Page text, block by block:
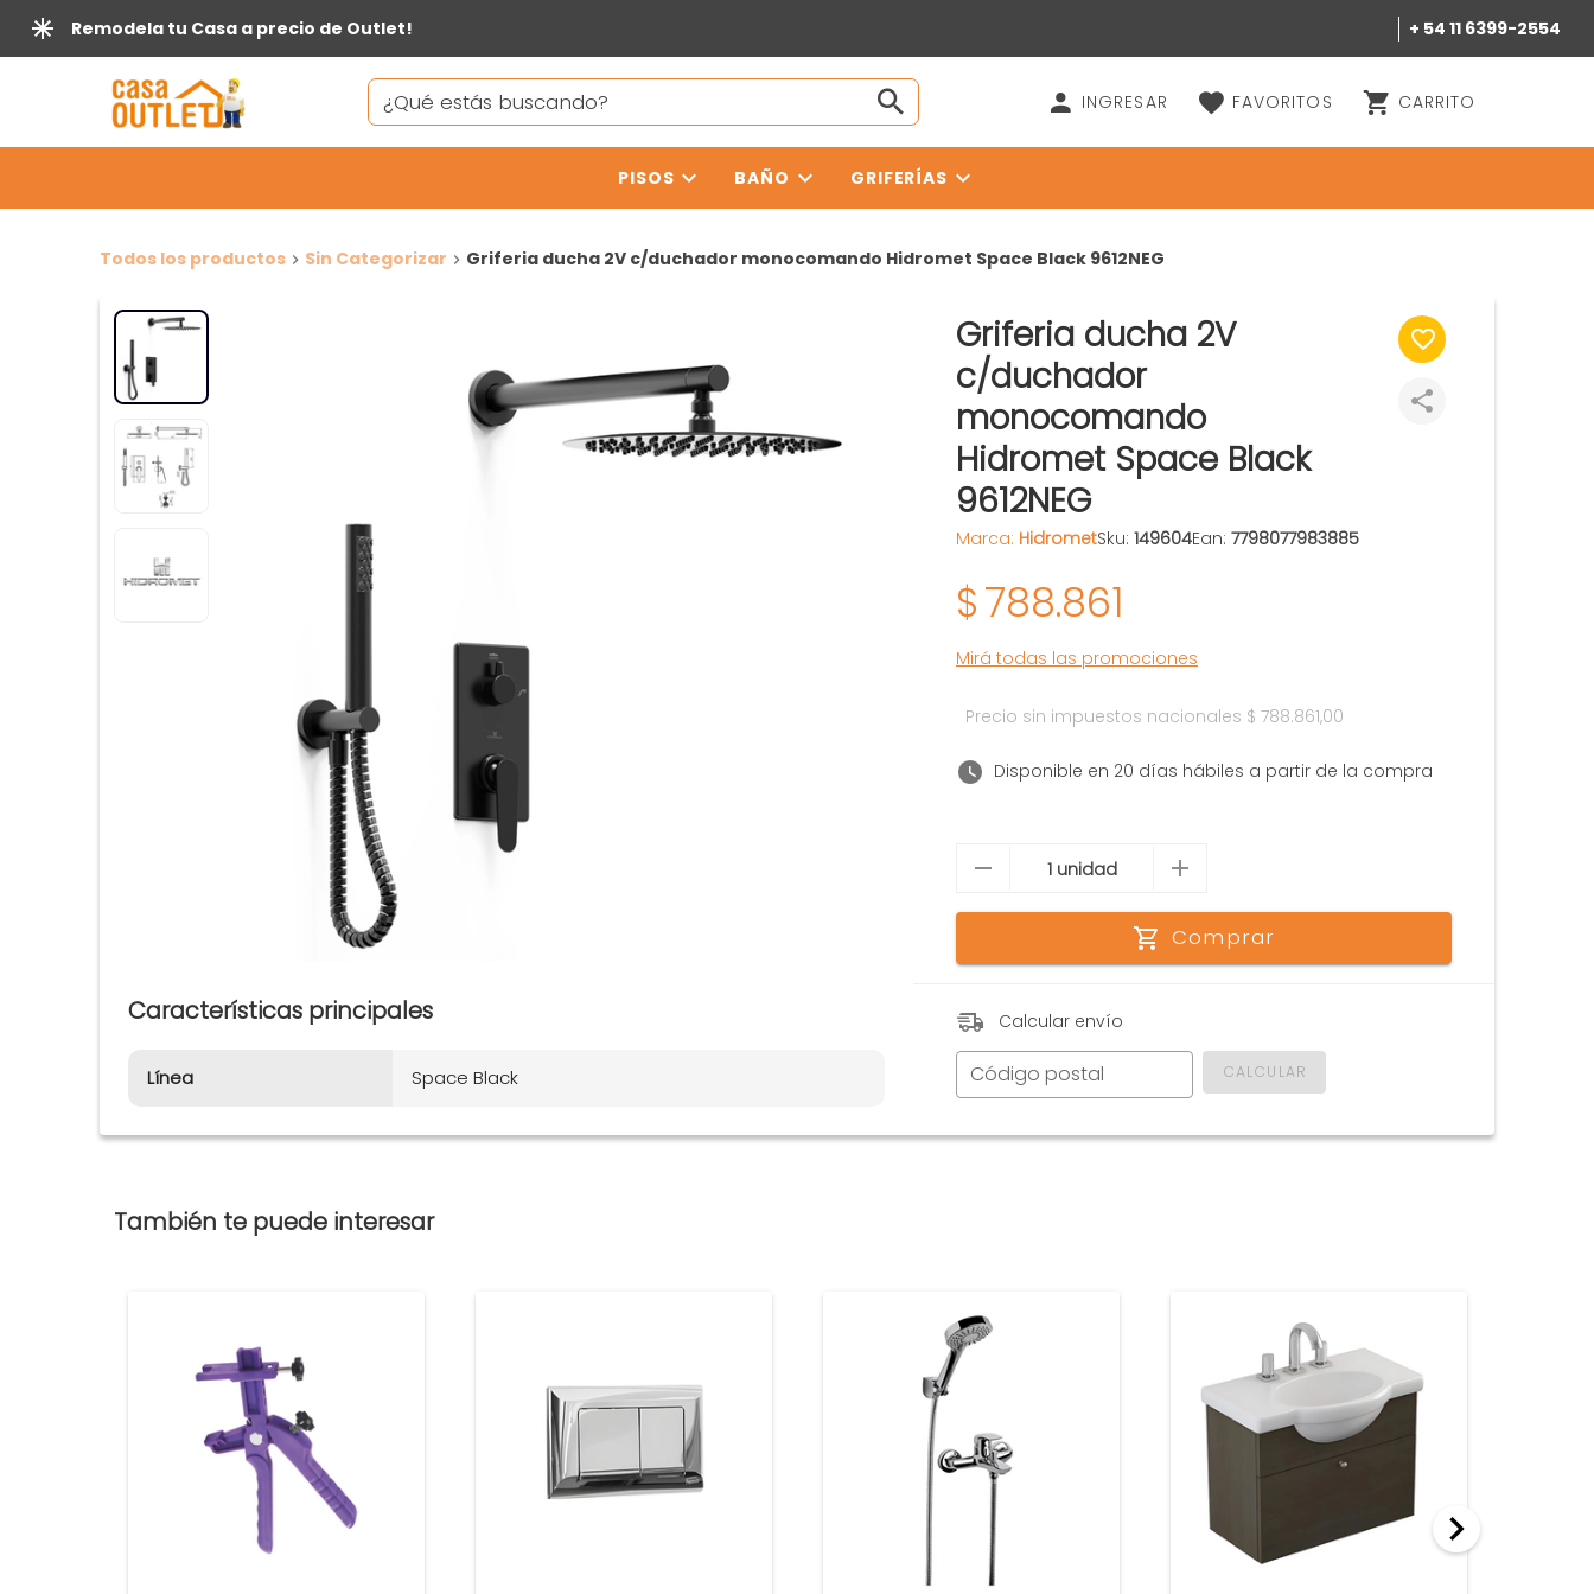
Remodela tu Casa a precio de Outlet! + 54 11 6399-2554
INGRESAR FAVORITOS CARRITO
PISOS BAÑO GRIFERÍAS
Todos los productos Sin Categorizar Griferia ducha 2V c/duchador monocomando Hidromet Space Black 9612NEG
Características principales
Línea Space Black
Griferia ducha 2V
c/duchador
monocomando
Hidromet Space Black
9612NEG
Marca: HidrometSku: 149604Ean: 7798077983885
$788.861
Mirá todas las promociones
Precio sin impuestos nacionales $ 788.861,00
Disponible en 20 días hábiles a partir de la compra
Comprar
Calcular envío
Código postal CALCULAR
También te puede interesar